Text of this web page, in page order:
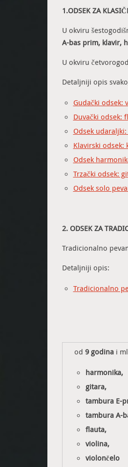
1.ODSEK ZA
U okviru
A-bas prim, klavir,
U okviru
Detaljniji opis
Gudački odsek:
Duvački odsek:
Odsek
Klavirski odsek:
Odsek
Trzački odsek:
Odsek solo
2. ODSEK ZA
Tradicionalno
Detaljniji opis:
Tradicionalno
od 9 godina i
harmonika,
gitara,
tambura E-
tambura A-
flauta,
violina,
violončelo